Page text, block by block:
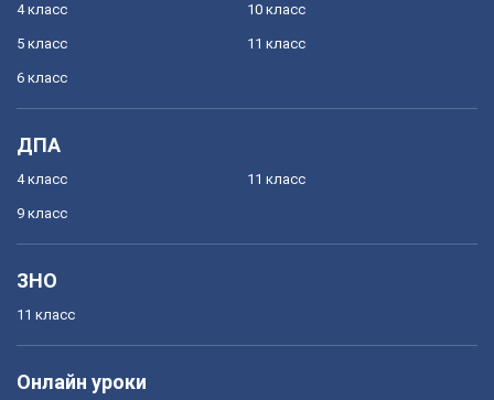
4 класс
5 класс
6 класс
10 класс
11 класс
ДПА
4 класс
9 класс
11 класс
ЗНО
11 класс
Онлайн уроки